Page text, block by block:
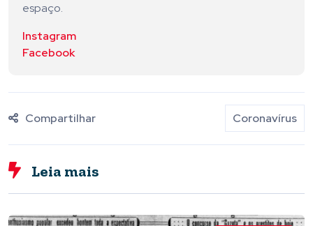
espaço.
Instagram
Facebook
Compartilhar Coronavírus
Leia mais